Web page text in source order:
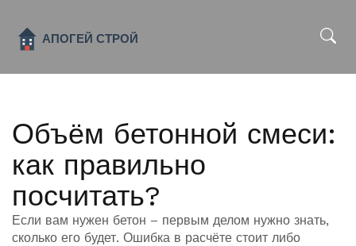
Объём бетонной смеси:
как правильно
посчитать?
Если вам нужен бетон – первым делом нужно знать,
сколько его будет. Ошибка в расчёте стоит либо